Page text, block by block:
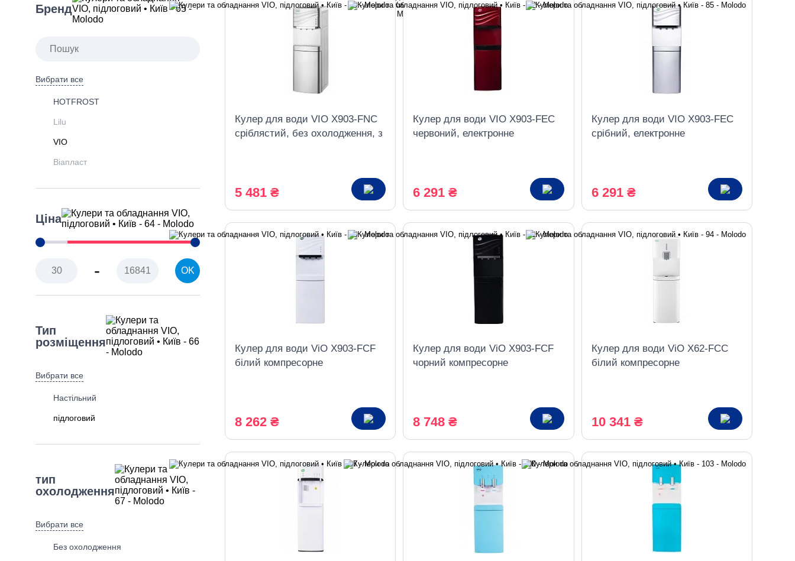
Ціна
- OK
Бренд
Вибрати все
HOTFROST
Lilu
VIO
Віапласт
Тип
розміщення
Вибрати все
Настільний
підлоговий
тип
охолодження
Вибрати все
Без охолодження
Кулер для води VIO X903-FNC
сріблястий, без охолодження, з
5 481 ₴
Кулер для води VIO X903-FEC
червоний, електронне
6 291 ₴
Кулер для води VIO X903-FEC
срібний, електронне
6 291 ₴
Кулер для води ViO X903-FCF
білий компресорне
8 262 ₴
Кулер для води ViO X903-FCF
чорний компресорне
8 748 ₴
Кулер для води ViO X62-FCC
білий компресорне
10 341 ₴